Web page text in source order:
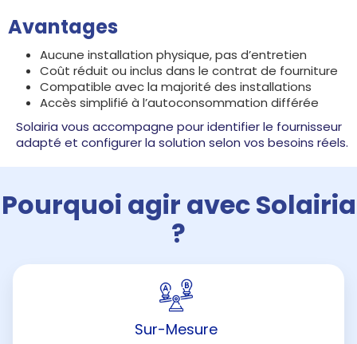
Avantages
Aucune installation physique, pas d’entretien
Coût réduit ou inclus dans le contrat de fourniture
Compatible avec la majorité des installations
Accès simplifié à l’autoconsommation différée
Solairia vous accompagne pour identifier le fournisseur
adapté et configurer la solution selon vos besoins réels.
Pourquoi agir avec Solairia
?
Sur-Mesure